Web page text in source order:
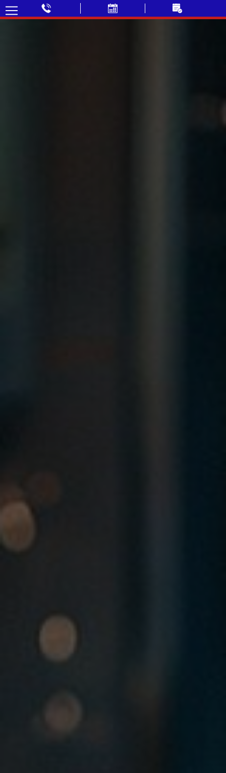
✓ Déplacement GRATUIT
✓ Prix fixe annoncé par téléphone
✓ Sans majoration soir & week-end
✓ Paiement CB accepté